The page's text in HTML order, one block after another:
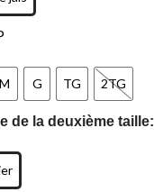
M G TG 2TG
de la deuxième taille: